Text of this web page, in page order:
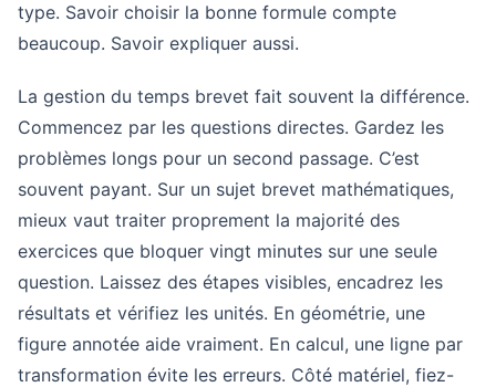
type. Savoir choisir la bonne formule compte
beaucoup. Savoir expliquer aussi.
La gestion du temps brevet fait souvent la différence.
Commencez par les questions directes. Gardez les
problèmes longs pour un second passage. C’est
souvent payant. Sur un sujet brevet mathématiques,
mieux vaut traiter proprement la majorité des
exercices que bloquer vingt minutes sur une seule
question. Laissez des étapes visibles, encadrez les
résultats et vérifiez les unités. En géométrie, une
figure annotée aide vraiment. En calcul, une ligne par
transformation évite les erreurs. Côté matériel, fiez-